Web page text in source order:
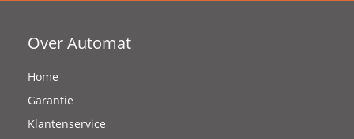
Over Automat
Home
Garantie
Klantenservice